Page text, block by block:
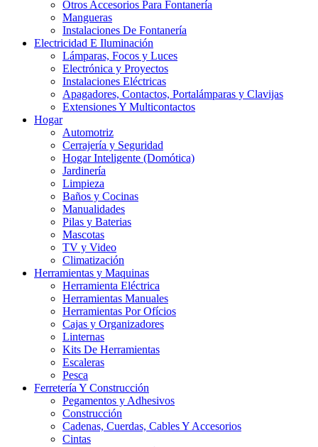
Otros Accesorios Para Fontanería
Mangueras
Instalaciones De Fontanería
Electricidad E Iluminación
Lámparas, Focos y Luces
Electrónica y Proyectos
Instalaciones Eléctricas
Apagadores, Contactos, Portalámparas y Clavijas
Extensiones Y Multicontactos
Hogar
Automotriz
Cerrajería y Seguridad
Hogar Inteligente (Domótica)
Jardinería
Limpieza
Baños y Cocinas
Manualidades
Pilas y Baterias
Mascotas
TV y Video
Climatización
Herramientas y Maquinas
Herramienta Eléctrica
Herramientas Manuales
Herramientas Por Ofícios
Cajas y Organizadores
Linternas
Kits De Herramientas
Escaleras
Pesca
Ferretería Y Construcción
Pegamentos y Adhesivos
Construcción
Cadenas, Cuerdas, Cables Y Accesorios
Cintas